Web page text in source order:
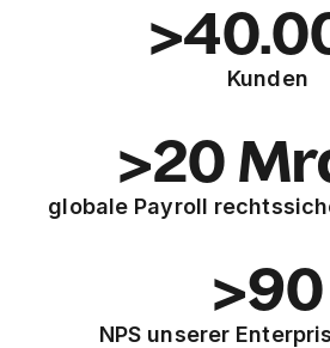
Kunden
>20
globale Payroll
>90
NPS unserer